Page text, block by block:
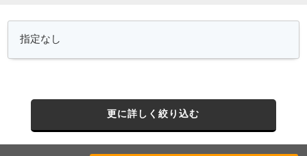
更に詳しく絞り込む